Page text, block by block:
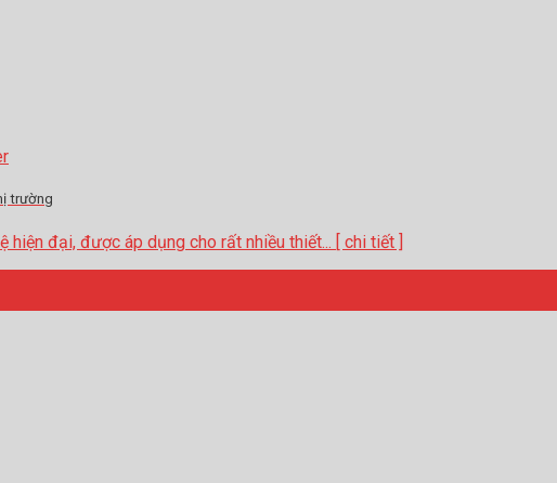
trường
hiện đại, được áp dụng cho rất nhiều thiết... [ chi tiết ]